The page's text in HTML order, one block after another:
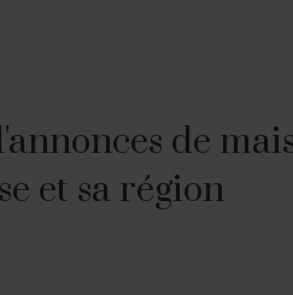
de
et sa région